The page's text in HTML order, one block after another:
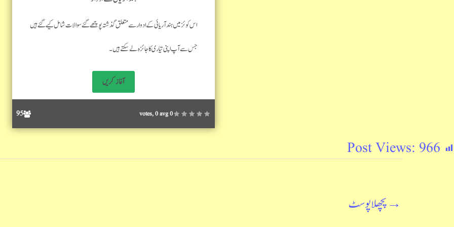
0 votes, 0 avg
95
اس کوئز میں ہند آریائی کے ادوار سے متعلق گذشتہ پوچھے گئے سوالات شامل کیے گئے ہیں
جس سے آپ اپنی تیاری کا جائزہ لے سکتے ہیں۔
Post Views: 966
→پچھلا پوسٹ